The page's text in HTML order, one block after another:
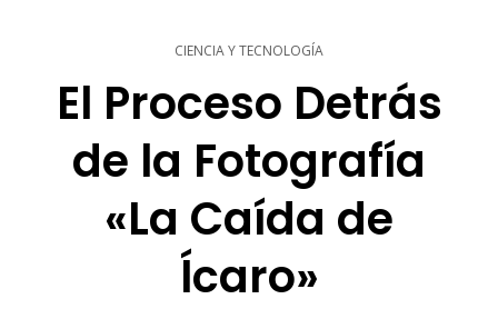
CIENCIA Y TECNOLOGÍA
El Proceso Detrás
de la Fotografía
«La Caída de
Ícaro»